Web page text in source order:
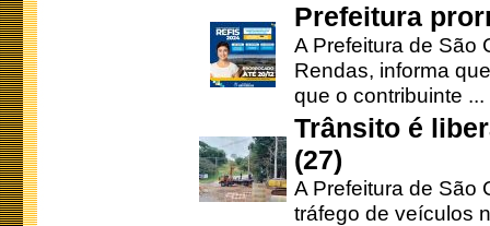
Prefeitura
A Prefeitura de São
Rendas, informa
que o contribuinte ...
Trânsito é
(27)
A Prefeitura de São
tráfego de veículos